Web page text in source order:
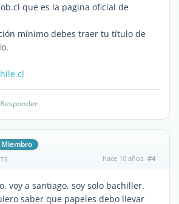
que es la pagina oficial de
mínimo debes traer tu título de
Responder
Miembro
hace 10 años #4
voy a santiago, soy solo bachiller.
saber que papeles debo llevar